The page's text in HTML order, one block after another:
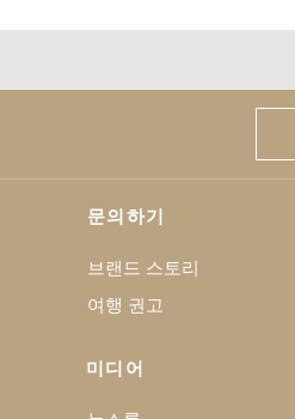
문의하기
브랜드 스토리
여행 권고
미디어